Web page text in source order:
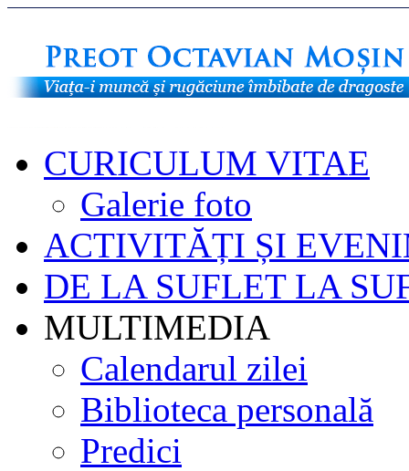
CURICULUM VITAE
Galerie foto
ACTIVITĂȚI ȘI
DE LA SUFLET LA
MULTIMEDIA
Calendarul zilei
Biblioteca personală
Predici